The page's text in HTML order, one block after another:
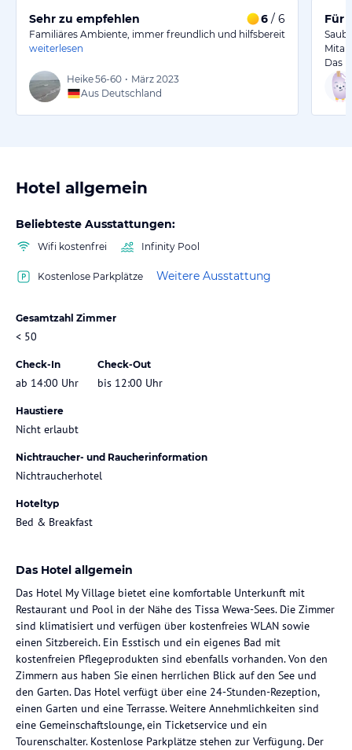
Sehr zu empfehlen 6 / 6
Familiäres Ambiente, immer freundlich und hilfsbereit
weiterlesen
Heike56-60 • März 2023
Aus Deutschland
Für
Das
Hotel allgemein
Beliebteste Ausstattungen:
Wifi kostenfrei Infinity Pool
Kostenlose Parkplätze Weitere Ausstattung
Gesamtzahl Zimmer
< 50
Check-In
ab 14:00 Uhr
Check-Out
bis 12:00 Uhr
Haustiere
Nicht erlaubt
Nichtraucher- und Raucherinformation
Nichtraucherhotel
Hoteltyp
Bed & Breakfast
Das Hotel allgemein
Das Hotel My Village bietet eine komfortable Unterkunft mit
Restaurant und Pool in der Nähe des Tissa Wewa-Sees. Die Zimmer
sind klimatisiert und verfügen über kostenfreies WLAN sowie
einen Sitzbereich. Ein Esstisch und ein eigenes Bad mit
kostenfreien Pflegeprodukten sind ebenfalls vorhanden. Von den
Zimmern aus haben Sie einen herrlichen Blick auf den See und
den Garten. Das Hotel verfügt über eine 24-Stunden-Rezeption,
einen Garten und eine Terrasse. Weitere Annehmlichkeiten sind
eine Gemeinschaftslounge, ein Ticketservice und ein
Tourenschalter. Kostenlose Parkplätze stehen zur Verfügung. Der